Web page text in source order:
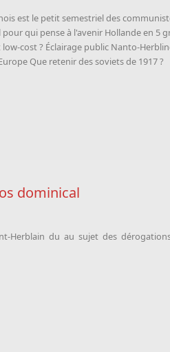
est le petit semestriel des
qui pense à l'avenir Hollande en 5
cost ? Éclairage public Nanto-
Que retenir des soviets de 1917 ?
dominical
Herblain du au sujet des